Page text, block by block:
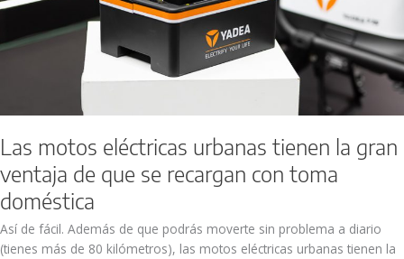
Las motos eléctricas urbanas tienen la gran
ventaja de que se recargan con toma
doméstica
Así de fácil. Además de que podrás moverte sin problema a diario
(tienes más de 80 kilómetros), las motos eléctricas urbanas tienen la
recargan
toma